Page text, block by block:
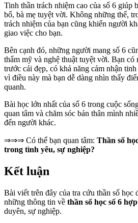
Tinh thần trách nhiệm cao của số 6 giúp
bố, bà mẹ tuyệt vời. Không những thế,
trách nhiệm của bạn cũng khiến người
giao việc cho bạn.
Bên cạnh đó, những người mang số 6
thẩm mỹ và nghệ thuật tuyệt vời. Bạn
trước cái đẹp, có khả năng cảm nhận
vì điều này mà bạn dễ dàng nhìn thấy
quanh.
Bài học lớn nhất của số 6 trong cuộc
quan tâm và chăm sóc bản thân mình
đến người khác.
⇒⇒⇒ Có thể bạn quan tâm: Thần số
trong tình yêu, sự nghiệp?
Kết luận
Bài viết trên đây của tra cứu thần số học
những thông tin về thần số học số 6
duyên, sự nghiệp.